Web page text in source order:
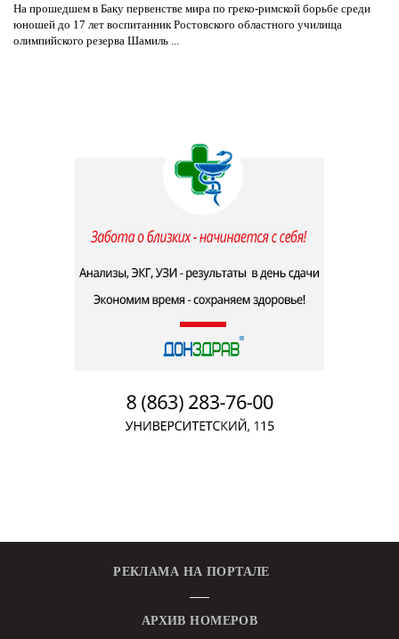
На прошедшем в Баку первенстве мира по греко-римской борьбе среди
юношей до 17 лет воспитанник Ростовского областного училища
олимпийского резерва Шамиль ...
РЕКЛАМА НА ПОРТАЛЕ
АРХИВ НОМЕРОВ